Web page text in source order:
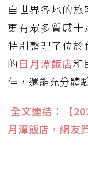
自世界各地的旅
更有眾多質感十
特別整理了位於
的 日月潭飯店和
佳，還能充分體
全文連結：
【
月潭飯店，網友